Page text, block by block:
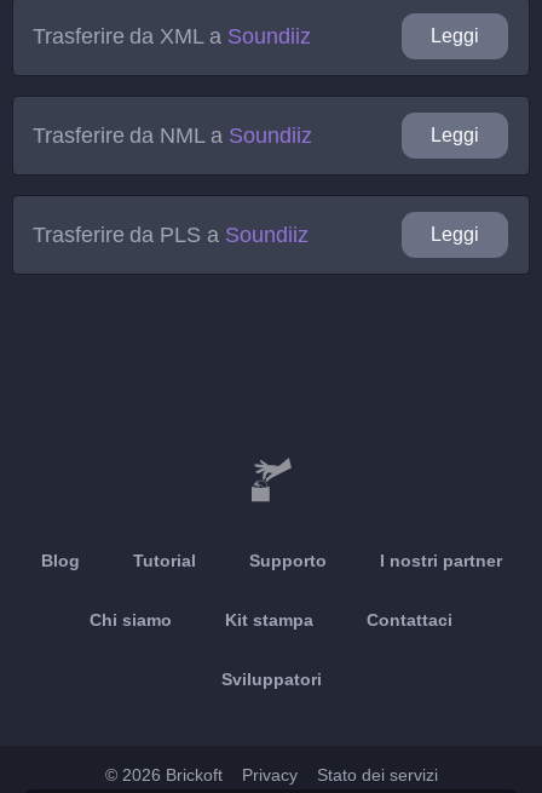
Trasferire da XML a Soundiiz Leggi
Trasferire da NML a Soundiiz Leggi
Trasferire da PLS a Soundiiz Leggi
Blog Tutorial Supporto I nostri partner
Chi siamo Kit stampa Contattaci
Sviluppatori
© 2026 Brickoft Privacy Stato dei servizi